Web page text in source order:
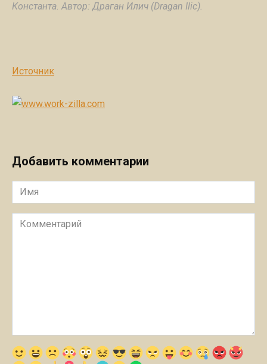
Константа. Автор: Драган Илич (Dragan Ilic).
Источник
Добавить комментарии
Имя
Комментарий